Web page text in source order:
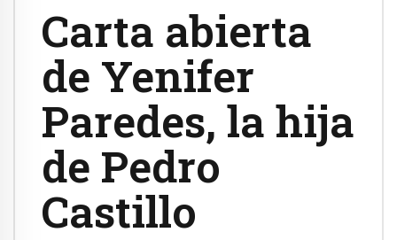
Carta abierta
de Yenifer
Paredes, la hija
de Pedro
Castillo